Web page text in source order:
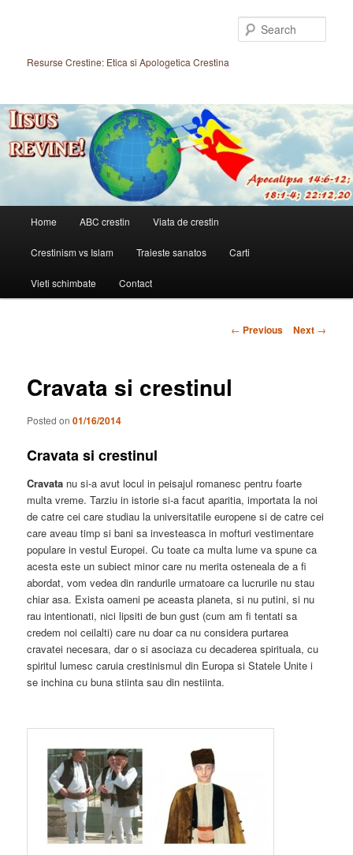
contentResurse Crestine: Etica si Apologetica Crestina
Home ABC crestin Viata de crestin
Crestinism vs Islam Traieste sanatos Carti
Vieti schimbate Contact
Post
← Previous Next →
Cravata si crestinul
Posted on01/16/2014
Cravata si crestinul
Cravata nu si-a avut locul in peisajul romanesc pentru foarte
multa vreme. Tarziu in istorie si-a facut aparitia, importata la noi
de catre cei care studiau la universitatile europene si de catre cei
care aveau timp si bani sa investeasca in mofturi vestimentare
populare in vestul Europei. Cu toate ca multa lume va spune ca
acesta este un subiect minor care nu merita osteneala de a fi
abordat, vom vedea din randurile urmatoare ca lucrurile nu stau
chiar asa. Exista oameni pe aceasta planeta, si nu putini, si nu
rau intentionati, nici lipsiti de bun gust (cum am fi tentati sa
credem noi ceilalti) care nu doar ca nu considera purtarea
cravatei necesara, dar o si asociaza cu decaderea spirituala, cu
spiritul lumesc caruia crestinismul din Europa si Statele Unite i
se inchina cu buna stiinta sau din nestiinta.